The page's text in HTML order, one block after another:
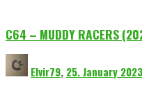
C64 – MUDDY RACERS
Elvir79, 25. January